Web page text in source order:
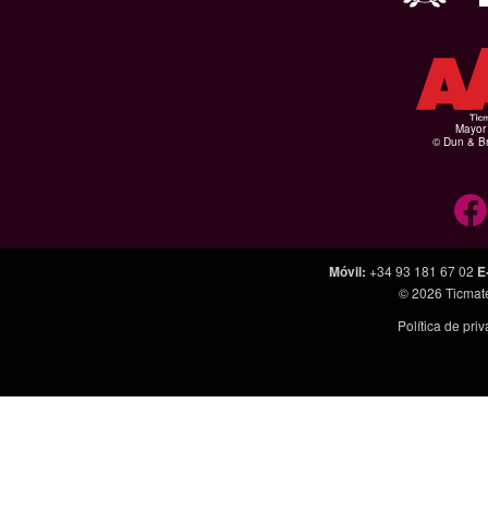
© Dun &
Móvil: +34 93 181 67 02
© 2026
Política de